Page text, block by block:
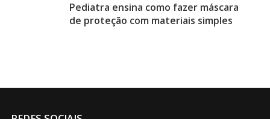
Pediatra ensina como fazer máscara
de proteção com materiais simples